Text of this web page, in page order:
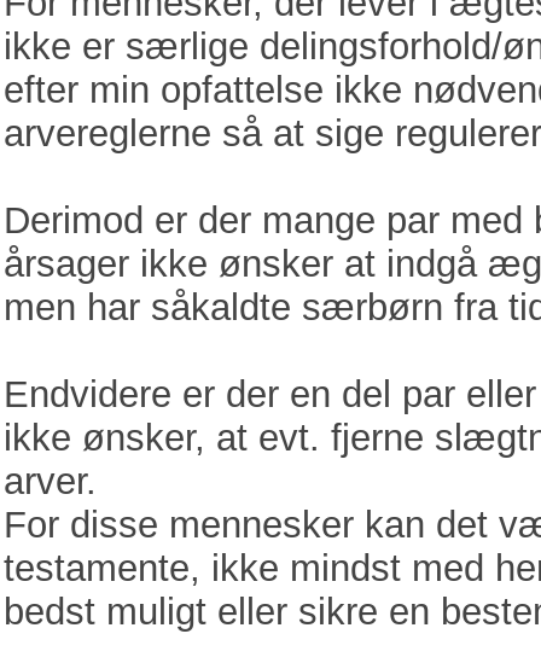
ikke er særlige delingsforhold/
efter min opfattelse ikke
arvereglerne så at sige
Derimod er der mange par
årsager ikke ønsker at indgå
men har såkaldte særbørn fra
Endvidere er der en del par
ikke ønsker, at evt. fjerne
arver.
For disse mennesker kan det
testamente, ikke mindst med
bedst muligt eller sikre en